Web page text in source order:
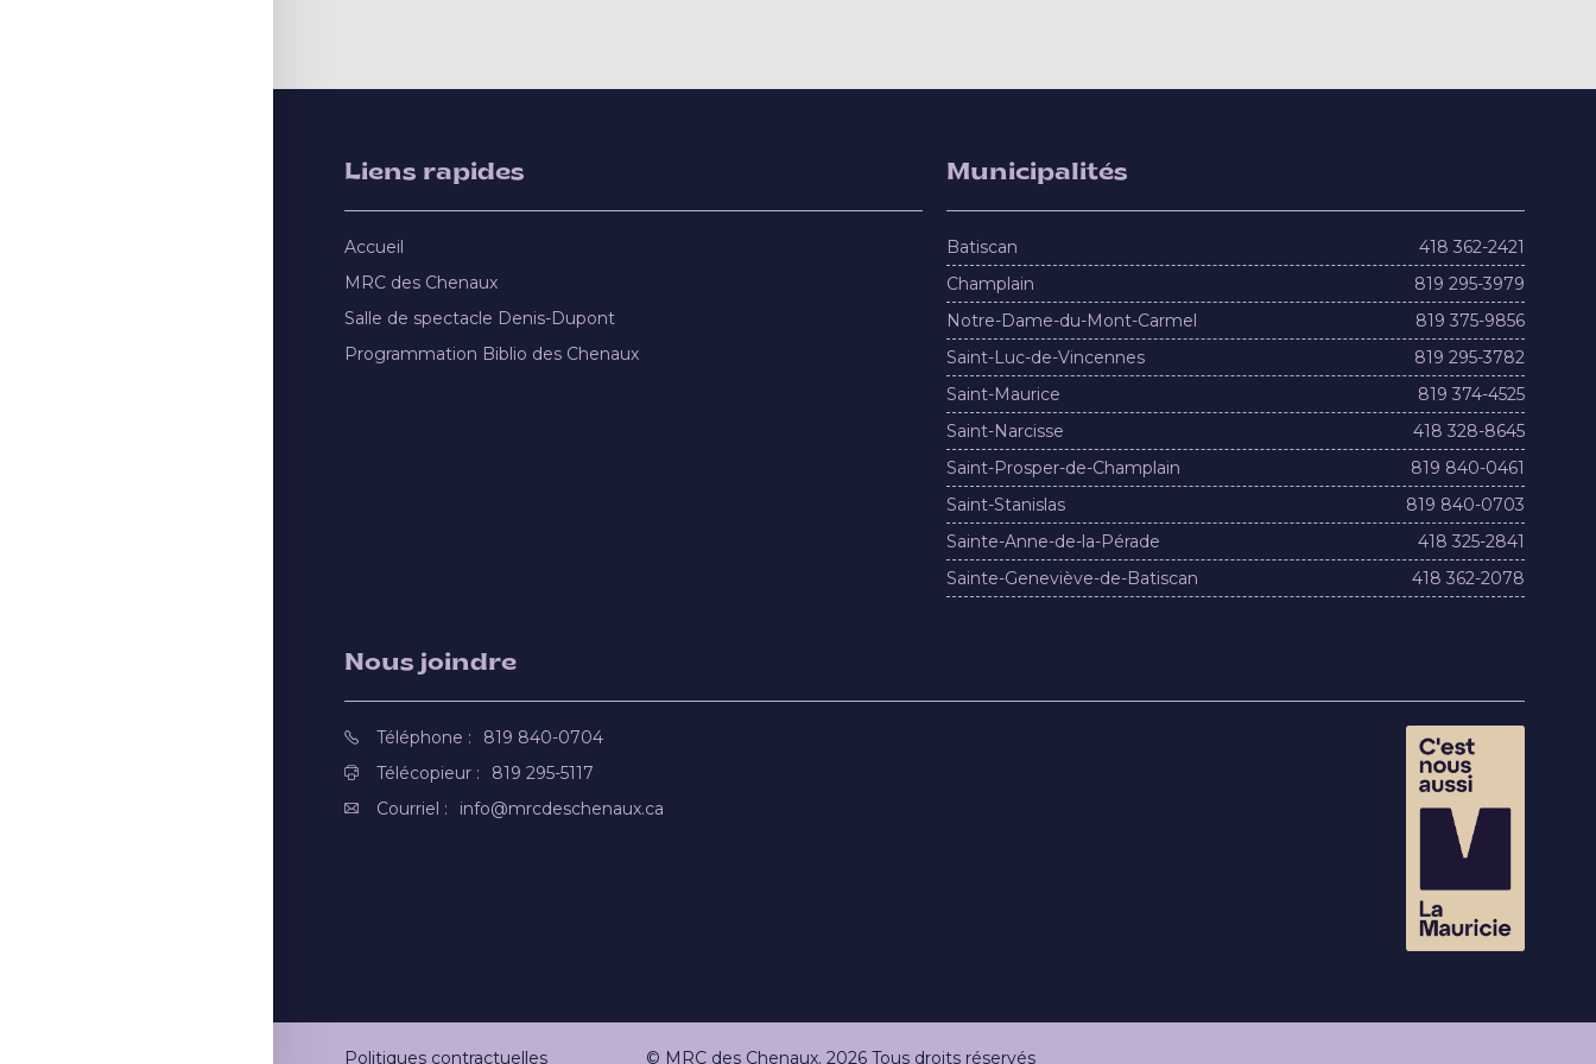
Liens rapides
Accueil
MRC des Chenaux
Salle de spectacle Denis-Dupont
Programmation Biblio des Chenaux
Municipalités
Batiscan
418 362-2421
Champlain
819 295-3979
Notre-Dame-du-Mont-Carmel
819 375-9856
Saint-Luc-de-Vincennes
819 295-3782
Saint-Maurice
819 374-4525
Saint-Narcisse
418 328-8645
Saint-Prosper-de-Champlain
819 840-0461
Saint-Stanislas
819 840-0703
Sainte-Anne-de-la-Pérade
418 325-2841
Sainte-Geneviève-de-Batiscan
418 362-2078
Nous joindre
Téléphone :
819 840-0704
Télécopieur :
819 295-5117
Courriel :
info@mrcdeschenaux.ca
Politiques contractuelles © MRC des Chenaux. 2026 Tous droits réservés